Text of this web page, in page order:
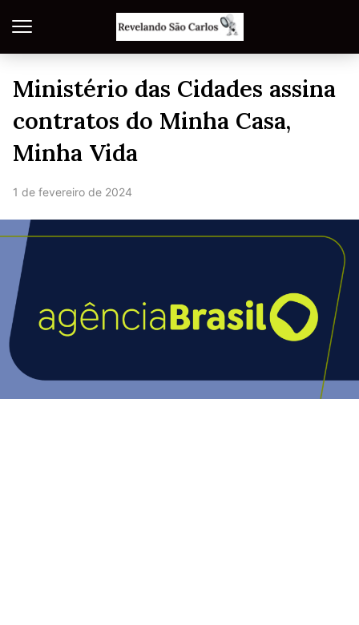
Ministério das Cidades assina
contratos do Minha Casa,
Minha Vida
1 de fevereiro de 2024